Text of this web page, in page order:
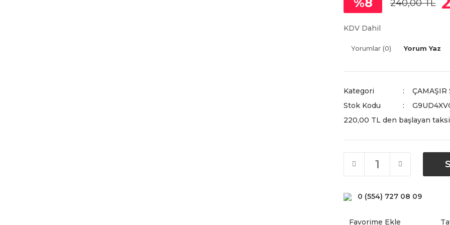
240,00 TL
KDV Dahil
Yorumlar (0) Yorum Yaz
Kategori
ÇAMAŞIR
Stok Kodu
220,00 TL den başlayan
0 (554) 727 08 09